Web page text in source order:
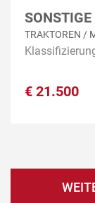
TRAKTOREN /
€ 21.500